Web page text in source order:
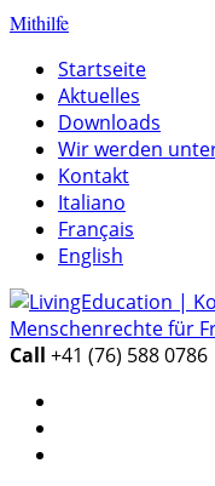
Mithilfe
Startseite
Aktuelles
Downloads
Wir werden
Kontakt
Italiano
Français
English
Call +41 (76) 588 0786